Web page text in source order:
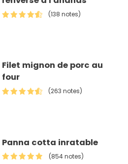
(138 notes)
Filet mignon de porc au
four
(263 notes)
Panna cotta inratable
(854 notes)